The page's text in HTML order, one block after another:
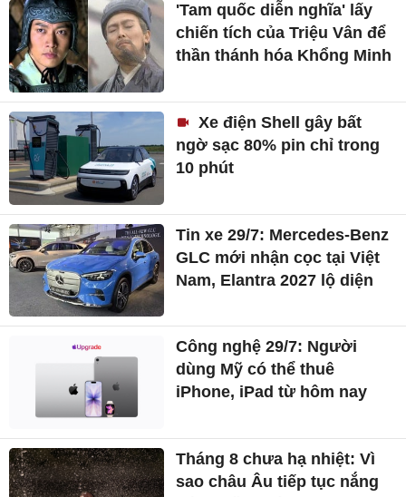
'Tam quốc diễn nghĩa' lấy
chiến tích của Triệu Vân để
thần thánh hóa Khổng Minh
Xe điện Shell gây bất
ngờ sạc 80% pin chỉ trong
10 phút
Tin xe 29/7: Mercedes-Benz
GLC mới nhận cọc tại Việt
Nam, Elantra 2027 lộ diện
Công nghệ 29/7: Người
dùng Mỹ có thể thuê
iPhone, iPad từ hôm nay
Tháng 8 chưa hạ nhiệt: Vì
sao châu Âu tiếp tục nắng